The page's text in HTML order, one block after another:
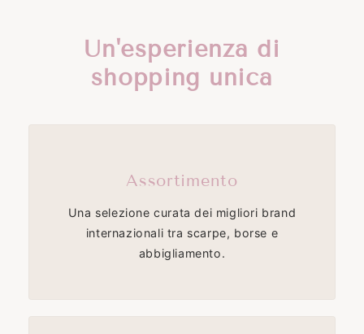
Un'esperienza di
shopping unica
Assortimento
Una selezione curata dei migliori brand
internazionali tra scarpe, borse e
abbigliamento.